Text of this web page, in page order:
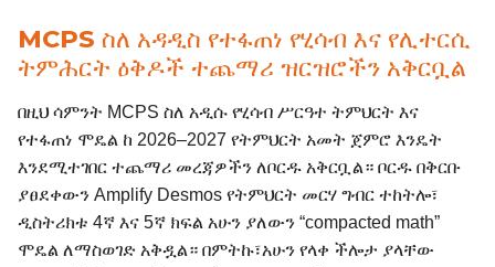
MCPS ስለ አዳዲስ የተፋጠነ የሂሳብ እና የሊተርሲ
ትምሕርት ዕቅዶች ተጨማሪ ዝርዝሮችን አቅርቧል
በዚህ ሳምንት MCPS ስለ አዲሱ የሂሳብ ሥርዓተ ትምህርት እና
የተፋጠነ ሞዴል ከ 2026–2027 የትምህርት አመት ጀምሮ እንዴት
እንደሚተገበር ተጨማሪ መረጃዎችን ለቦርዱ አቅርቧል። ቦርዱ በቅርቡ
ያፀደቀውን Amplify Desmos የትምህርት መርሃ ግብር ተከትሎ፣
ዲስትሪክቱ 4ኛ እና 5ኛ ክፍል አሁን ያለውን “compacted math”
ሞዴል ለማስወገድ አቅዷል። በምትኩ፣አሁን የላቀ ችሎታ ያላቸው